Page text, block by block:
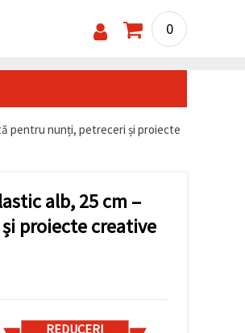
0
pentru nunți, petreceri și proiecte
alb, 25 cm –
proiecte creative
REDUCERI